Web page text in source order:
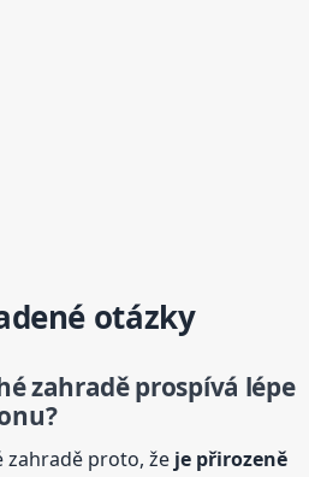
otázky
zahradě prospívá lépe
zahradě proto, že je přirozeně